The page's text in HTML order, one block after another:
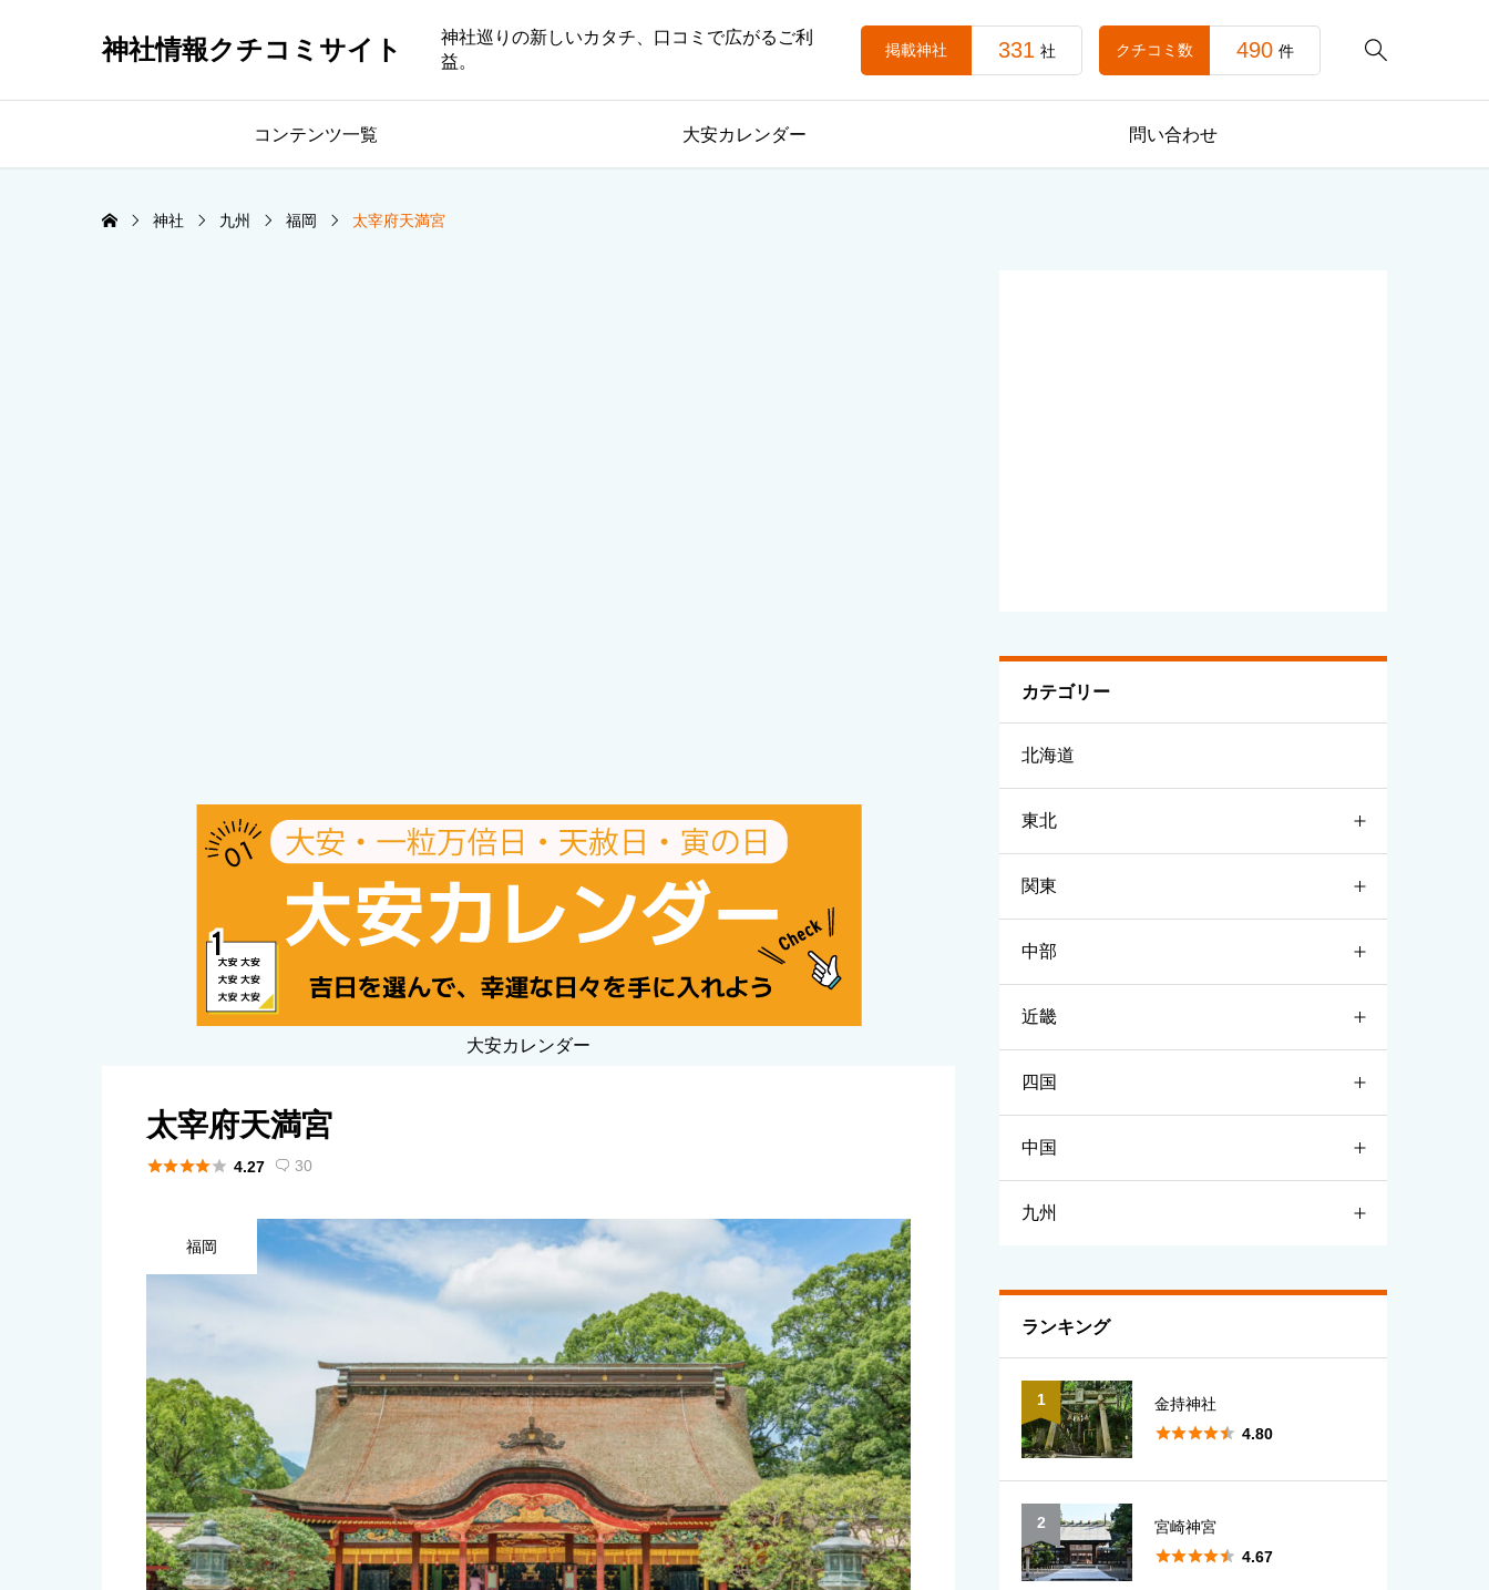
神社情報クチコミサイト
神社巡りの新しいカタチ、口コミで広がるご利
益。

掲載神社 331 社 クチコミ数 490 件
コンテンツ一覧 大安カレンダー 問い合わせ
神社 九州 福岡 太宰府天満宮
大安カレンダー
太宰府天満宮
 4.27  30
福岡
カテゴリー
北海道
東北
青森
岩手
宮城
山形
福島
関東
茨城
栃木
群馬
埼玉
千葉
中部
新潟
富山
石川
福井
岐阜
愛知
近畿
滋賀
京都
大阪
和歌山
四国
徳島
香川
中国
鳥取
広島
九州
長崎
大分
ランキング
1
金持神社
 4.80
2
宮崎神宮
 4.67